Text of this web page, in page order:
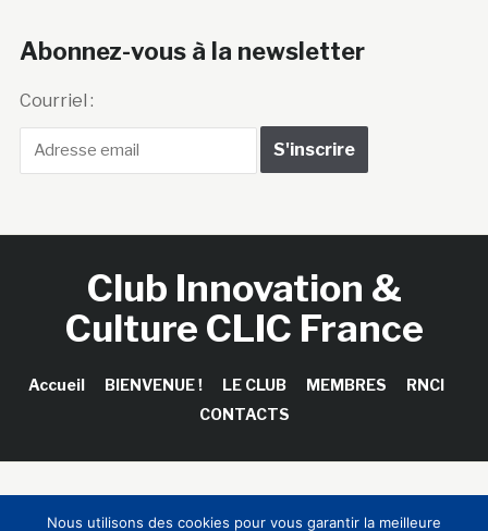
Abonnez-vous à la newsletter
Courriel :
Club Innovation &
Culture CLIC France
Accueil BIENVENUE ! LE CLUB MEMBRES
RNCI
CONTACTS
Nous utilisons des cookies pour vous garantir la meilleure